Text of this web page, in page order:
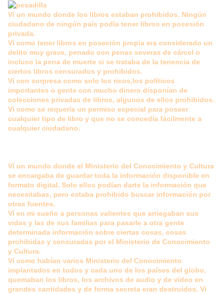
Ví un mundo donde los libros estaban prohibidos. Ningún
ciudadano de ningún país podía tener libros en posesión
privada.
Ví como tener libros en poseción propia era considerado un
delito muy grave, penado con penas severas de cárcel o
incluso la pena de muerte si se trataba de la tenencia de
ciertos libros censurados y prohibidos.
Ví con sorpresa como solo los ricos,los políticos
importantes o gente con mucho dinero disponían de
colecciones privadas de libros, algunos de ellos prohibidos.
Vi como se requería un permiso especial para poseer
cualquier tipo de libro y que no se concedía fácilmente a
cualquier ciudadano.
Ví un mundo donde el Ministerio del Conocimiento y Cultura
se encargaba de guardar toda la información disponible en
formato digital. Solo ellos podían darte la información que
necesitabas, pero estaba prohibido buscar información por
otras fuentes.
Ví en mi sueño a personas valientes que arriegaban sus
vidas y las de sus familias para pasarle a otra gente
determinada información sobre ciertas cosas, cosas
prohibidas y censuradas por el Ministerio de Conocimiento
y Cultura.
Ví como habían varios Ministerio del Conocimiento
implantados en todos y cada uno de los países del globo,
quemaban los libros, los archivos de audio y de vídeo en
grandes cantidades y de forma secreta eran destruidos. Vi